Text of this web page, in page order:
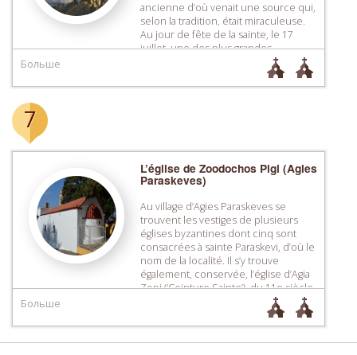
ancienne d’où venait une source qui,
selon la tradition, était miraculeuse.
Au jour de fête de la sainte, le 17
juillet, une des plus grandes
kermesses est tenue ici où se rend
Больше
7
L’église de Zoodochos Pigi (Agies
Paraskeves)
Au village d’Agies Paraskeves se
trouvent les vestiges de plusieurs
églises byzantines dont cinq sont
consacrées à sainte Paraskevi, d’où le
nom de la localité. Il s’y trouve
également, conservée, l’église d’Agia
Zoni (‘Ceinture Sainte’), du 11e siècle,
dont les peintures murales ont été
détruites parce qu’elles avaient été
recouvertes de chaux. Toutefois, l’on
y […]
Больше